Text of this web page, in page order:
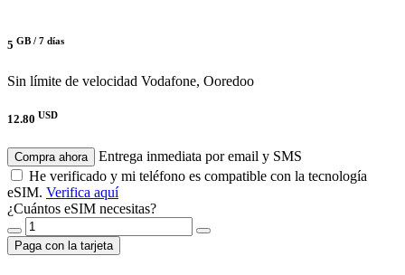
5 GB / 7 días
Sin límite de velocidad Vodafone, Ooredoo
12.80 USD
Compra ahora
Entrega inmediata por email y SMS
He verificado y mi teléfono es compatible con la tecnología
eSIM. Verifica aquí
¿Cuántos eSIM necesitas?
Paga con la tarjeta